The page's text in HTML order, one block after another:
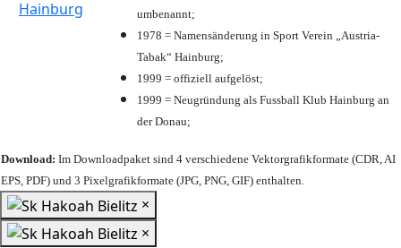
umbenannt;
1978 = Namensänderung in Sport Verein „Austria-
Tabak“ Hainburg;
1999 = offiziell aufgelöst;
1999 = Neugründung als Fussball Klub Hainburg an
der Donau;
Download: Im Downloadpaket sind 4 verschiedene Vektorgrafikformate (CDR, AI
EPS, PDF) und 3 Pixelgrafikformate (JPG, PNG, GIF) enthalten.
×
×